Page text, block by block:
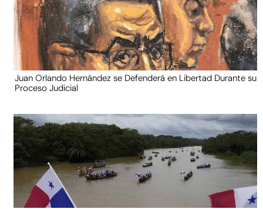
Juan Orlando Hernández se Defenderá en Libertad Durante su
Proceso Judicial